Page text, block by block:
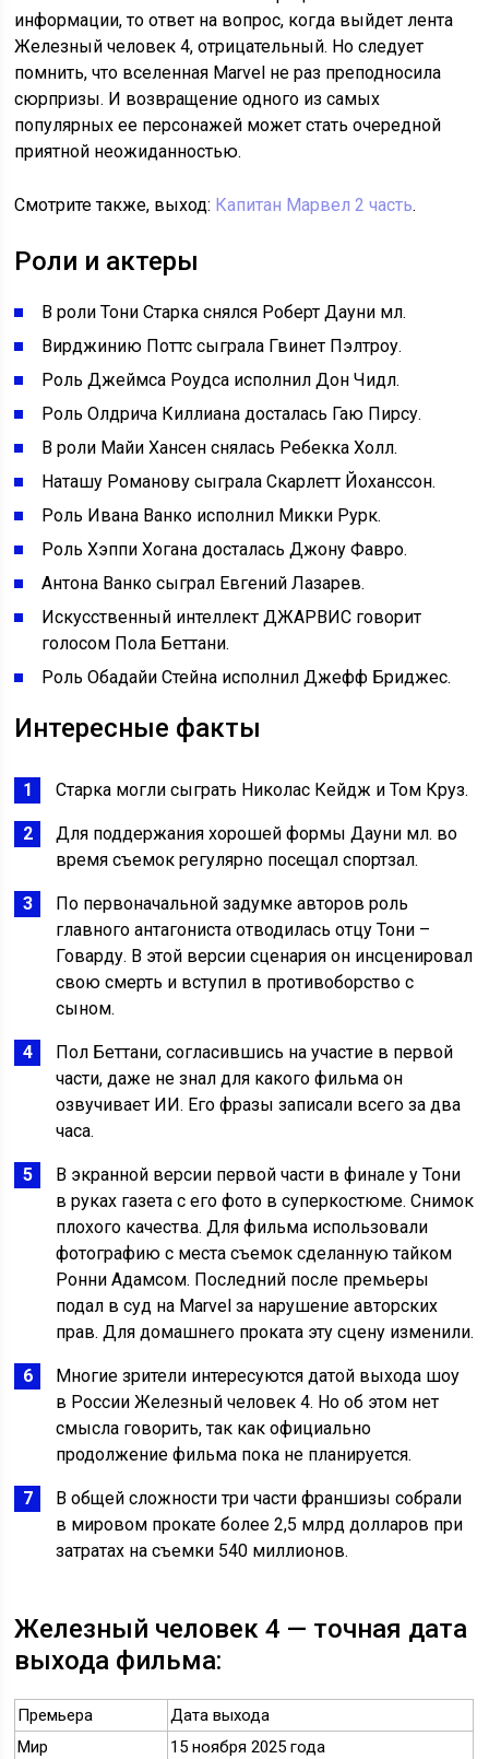
информации, то ответ на вопрос, когда выйдет лента
Железный человек 4, отрицательный. Но следует
помнить, что вселенная Marvel не раз преподносила
сюрпризы. И возвращение одного из самых
популярных ее персонажей может стать очередной
приятной неожиданностью.
Смотрите также, выход: Капитан Марвел 2 часть.
Роли и актеры
В роли Тони Старка снялся Роберт Дауни мл.
Вирджинию Поттс сыграла Гвинет Пэлтроу.
Роль Джеймса Роудса исполнил Дон Чидл.
Роль Олдрича Киллиана досталась Гаю Пирсу.
В роли Майи Хансен снялась Ребекка Холл.
Наташу Романову сыграла Скарлетт Йоханссон.
Роль Ивана Ванко исполнил Микки Рурк.
Роль Хэппи Хогана досталась Джону Фавро.
Антона Ванко сыграл Евгений Лазарев.
Искусственный интеллект ДЖАРВИС говорит
голосом Пола Беттани.
Роль Обадайи Стейна исполнил Джефф Бриджес.
Интересные факты
Старка могли сыграть Николас Кейдж и Том Круз.
Для поддержания хорошей формы Дауни мл. во
время съемок регулярно посещал спортзал.
По первоначальной задумке авторов роль
главного антагониста отводилась отцу Тони –
Говарду. В этой версии сценария он инсценировал
свою смерть и вступил в противоборство с
сыном.
Пол Беттани, согласившись на участие в первой
части, даже не знал для какого фильма он
озвучивает ИИ. Его фразы записали всего за два
часа.
В экранной версии первой части в финале у Тони
в руках газета с его фото в суперкостюме. Снимок
плохого качества. Для фильма использовали
фотографию с места съемок сделанную тайком
Ронни Адамсом. Последний после премьеры
подал в суд на Marvel за нарушение авторских
прав. Для домашнего проката эту сцену изменили.
Многие зрители интересуются датой выхода шоу
в России Железный человек 4. Но об этом нет
смысла говорить, так как официально
продолжение фильма пока не планируется.
В общей сложности три части франшизы собрали
в мировом прокате более 2,5 млрд долларов при
затратах на съемки 540 миллионов.
Железный человек 4 — точная дата
выхода фильма:
Премьера
Дата выхода
Мир
15 ноября 2025 года